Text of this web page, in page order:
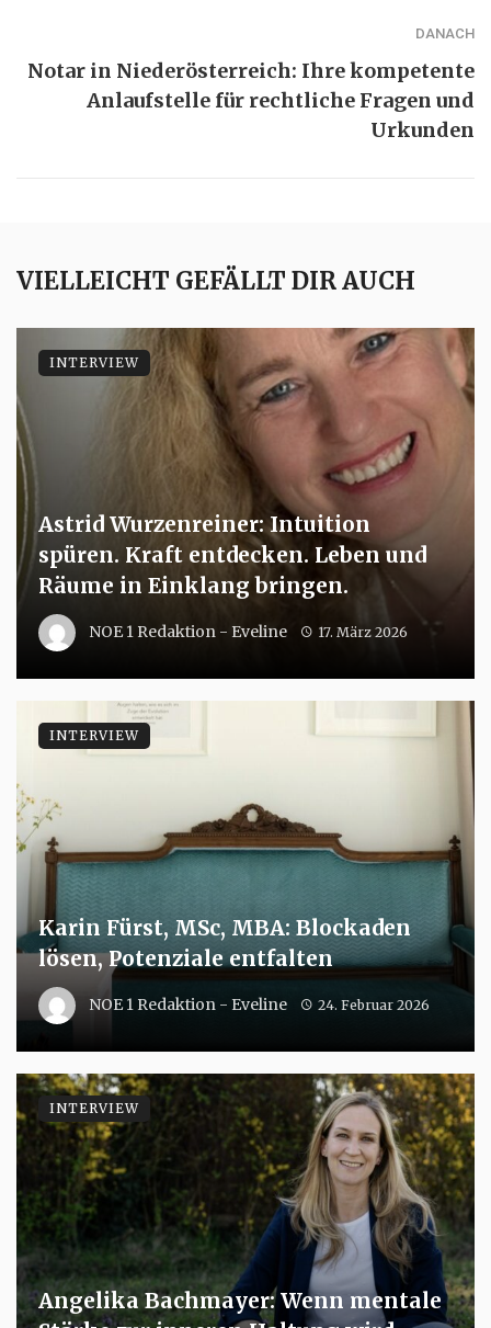
DANACH
Notar in Niederösterreich: Ihre kompetente
Anlaufstelle für rechtliche Fragen und
Urkunden
VIELLEICHT GEFÄLLT DIR AUCH
Astrid Wurzenreiner: Intuition
spüren. Kraft entdecken. Leben und
Räume in Einklang bringen.
NOE 1 Redaktion - Eveline 17. März 2026
INTERVIEW
Karin Fürst, MSc, MBA: Blockaden
lösen, Potenziale entfalten
NOE 1 Redaktion - Eveline 24. Februar 2026
INTERVIEW
Angelika Bachmayer: Wenn mentale
INTERVIEW